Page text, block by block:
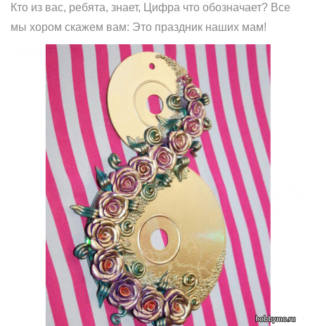
Кто из вас, ребята, знает, Цифра что обозначает? Все
мы хором скажем вам: Это праздник наших мам!